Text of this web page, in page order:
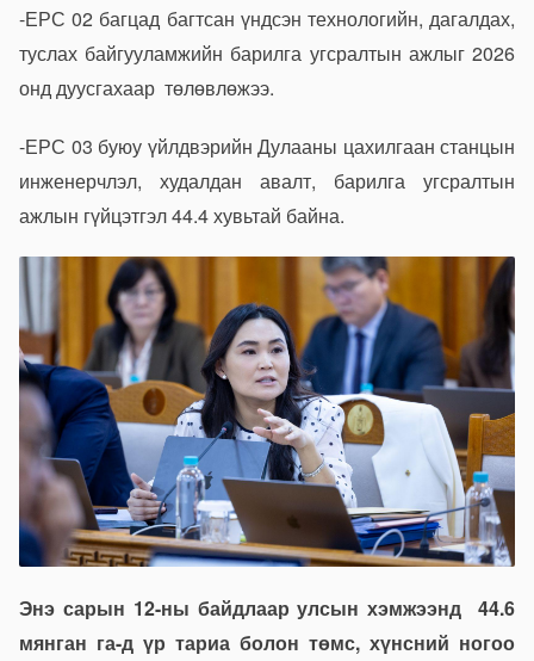
-ЕРС 02 багцад багтсан үндсэн технологийн, дагалдах,
туслах байгууламжийн барилга угсралтын ажлыг 2026
онд дуусгахаар төлөвлөжээ.
-ЕРС 03 буюу үйлдвэрийн Дулааны цахилгаан станцын
инженерчлэл, худалдан авалт, барилга угсралтын
ажлын гүйцэтгэл 44.4 хувьтай байна.
Энэ сарын 12-ны байдлаар улсын хэмжээнд 44.6
мянган га-д үр тариа болон төмс, хүнсний ногоо